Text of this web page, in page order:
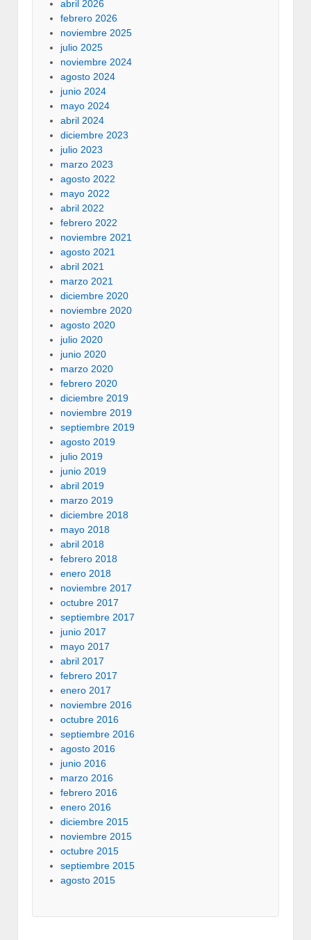
abril 2026
febrero 2026
noviembre 2025
julio 2025
noviembre 2024
agosto 2024
junio 2024
mayo 2024
abril 2024
diciembre 2023
julio 2023
marzo 2023
agosto 2022
mayo 2022
abril 2022
febrero 2022
noviembre 2021
agosto 2021
abril 2021
marzo 2021
diciembre 2020
noviembre 2020
agosto 2020
julio 2020
junio 2020
marzo 2020
febrero 2020
diciembre 2019
noviembre 2019
septiembre 2019
agosto 2019
julio 2019
junio 2019
abril 2019
marzo 2019
diciembre 2018
mayo 2018
abril 2018
febrero 2018
enero 2018
noviembre 2017
octubre 2017
septiembre 2017
junio 2017
mayo 2017
abril 2017
febrero 2017
enero 2017
noviembre 2016
octubre 2016
septiembre 2016
agosto 2016
junio 2016
marzo 2016
febrero 2016
enero 2016
diciembre 2015
noviembre 2015
octubre 2015
septiembre 2015
agosto 2015